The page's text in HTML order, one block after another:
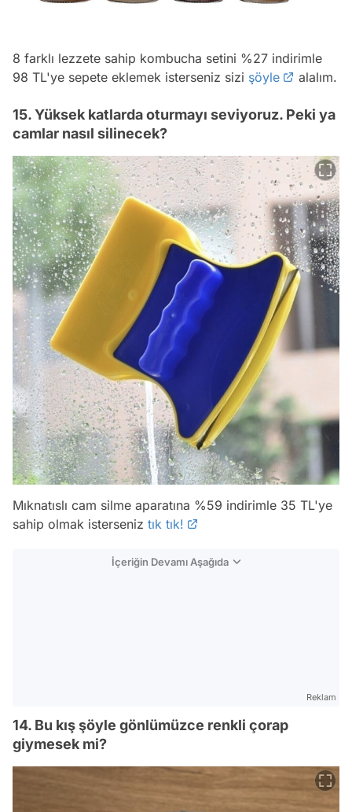
8 farklı lezzete sahip kombucha setini %27 indirimle
98 TL'ye sepete eklemek isterseniz sizi şöyle alalım.
15. Yüksek katlarda oturmayı seviyoruz. Peki ya
camlar nasıl silinecek?
Mıknatıslı cam silme aparatına %59 indirimle 35 TL'ye
sahip olmak isterseniz tık tık!
İçeriğin Devamı Aşağıda
Reklam
14. Bu kış şöyle gönlümüzce renkli çorap
giymesek mi?